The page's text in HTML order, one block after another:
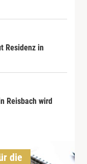
Residenz in
Reisbach wird
die